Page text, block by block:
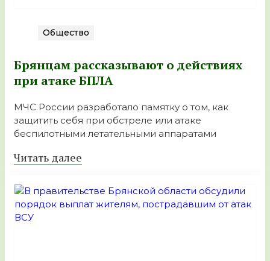
Общество
Брянцам рассказывают о действиях
при атаке БПЛА
МЧС России разработало памятку о том, как
защитить себя при обстреле или атаке
беспилотными летательными аппаратами
Читать далее